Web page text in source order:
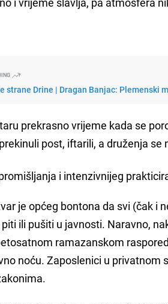
strane Drine | Dragan Banjac: Plemenski
prekrasno vrijeme kada se
post, iftarili, a druženja
i intenzivnijeg
je općeg bontona da svi (čak i
ili pušiti u javnosti. Naravno,
ramazanskom
noću. Zaposlenici u privatnom